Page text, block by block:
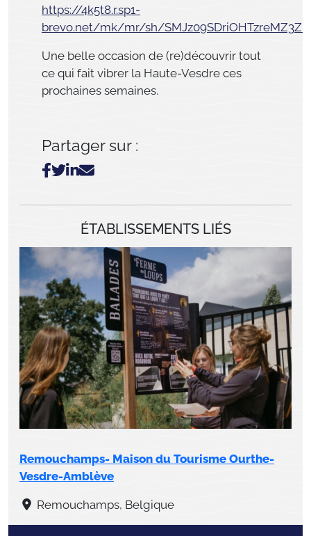
https://4k5t8.r.sp1-
brevo.net/mk/mr/sh/
Une belle occasion de (re)découvrir tout
ce qui fait vibrer la Haute-Vesdre ces
prochaines semaines.
Partager sur :
ÉTABLISSEMENTS LIÉS
Remouchamps- Maison du Tourisme Ourthe-
Vesdre-Amblève
Remouchamps, Belgique